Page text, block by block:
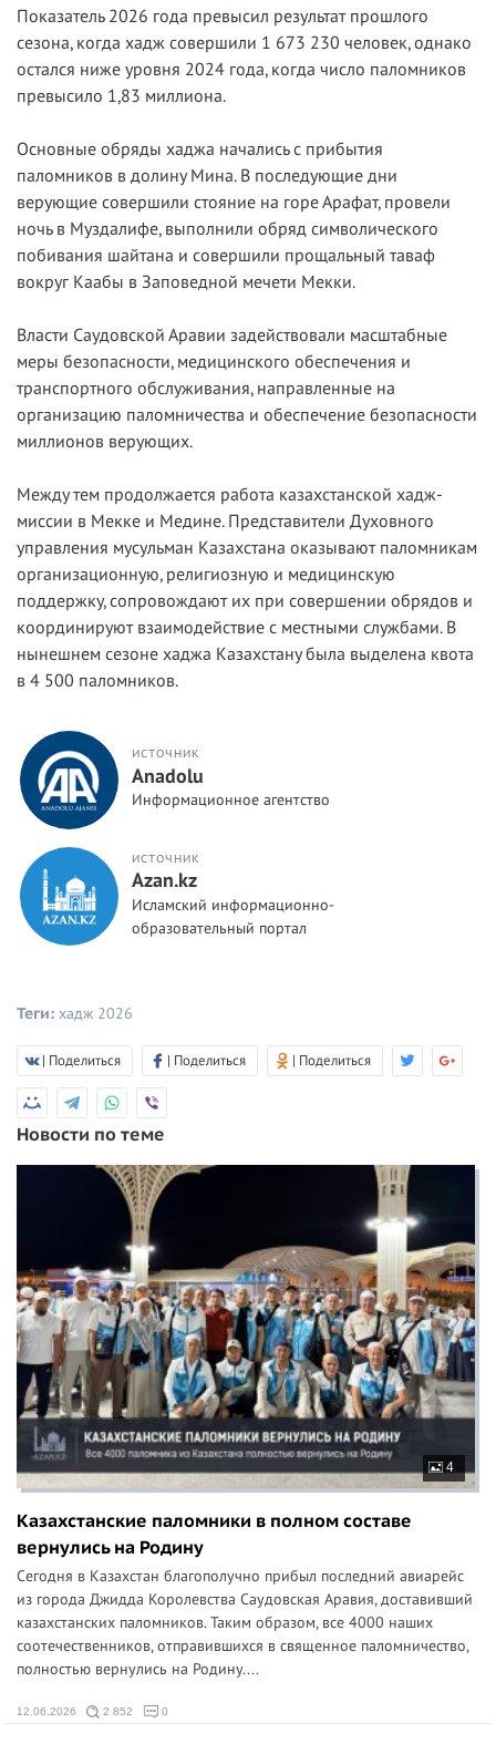
Показатель 2026 года превысил результат прошлого
сезона, когда хадж совершили 1 673 230 человек, однако
остался ниже уровня 2024 года, когда число паломников
превысило 1,83 миллиона.
Основные обряды хаджа начались с прибытия
паломников в долину Мина. В последующие дни
верующие совершили стояние на горе Арафат, провели
ночь в Муздалифе, выполнили обряд символического
побивания шайтана и совершили прощальный таваф
вокруг Каабы в Заповедной мечети Мекки.
Власти Саудовской Аравии задействовали масштабные
меры безопасности, медицинского обеспечения и
транспортного обслуживания, направленные на
организацию паломничества и обеспечение безопасности
миллионов верующих.
Между тем продолжается работа казахстанской хадж-
миссии в Мекке и Медине. Представители Духовного
управления мусульман Казахстана оказывают паломникам
организационную, религиозную и медицинскую
поддержку, сопровождают их при совершении обрядов и
координируют взаимодействие с местными службами. В
нынешнем сезоне хаджа Казахстану была выделена квота
в 4 500 паломников.
ИСТОЧНИК
Anadolu
Информационное агентство
ИСТОЧНИК
Azan.kz
Исламский информационно-
образовательный портал
Теги: хадж 2026
| Поделиться | Поделиться | Поделиться
Новости по теме
4
Казахстанские паломники в полном составе
вернулись на Родину
Сегодня в Казахстан благополучно прибыл последний авиарейс
из города Джидда Королевства Саудовская Аравия, доставивший
казахстанских паломников. Таким образом, все 4000 наших
соотечественников, отправившихся в священное паломничество,
полностью вернулись на Родину....
12.06.2026 2 852 0